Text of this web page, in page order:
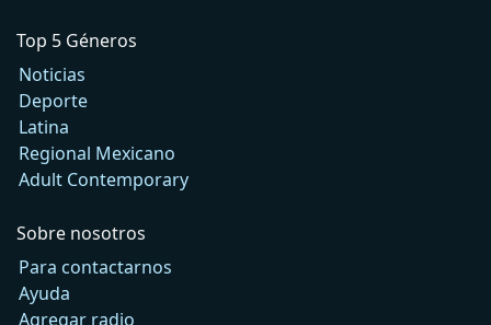
Top 5 Géneros
Noticias
Deporte
Latina
Regional Mexicano
Adult Contemporary
Sobre nosotros
Para contactarnos
Ayuda
Agregar radio